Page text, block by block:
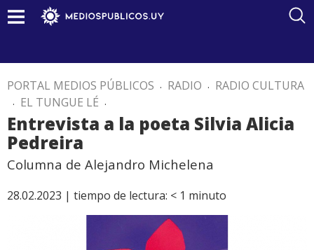
PORTAL MEDIOS PÚBLICOS . RADIO . RADIO CULTURA
. EL TUNGUE LÉ .
Entrevista a la poeta Silvia Alicia
Pedreira
Columna de Alejandro Michelena
28.02.2023 | tiempo de lectura: < 1 minuto